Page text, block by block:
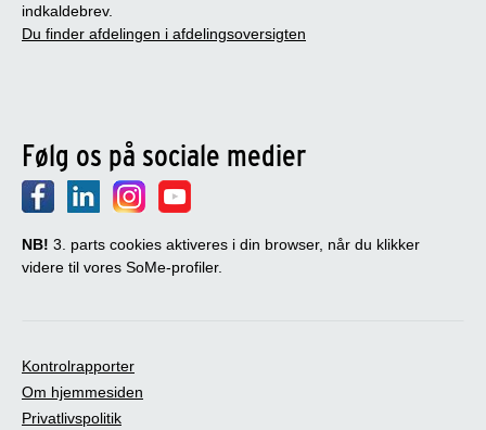
indkaldebrev.
Du finder afdelingen i afdelingsoversigten
Følg os på sociale medier
NB! 3. parts cookies aktiveres i din browser, når du klikker
videre til vores SoMe-profiler.
Kontrolrapporter
Om hjemmesiden
Privatlivspolitik